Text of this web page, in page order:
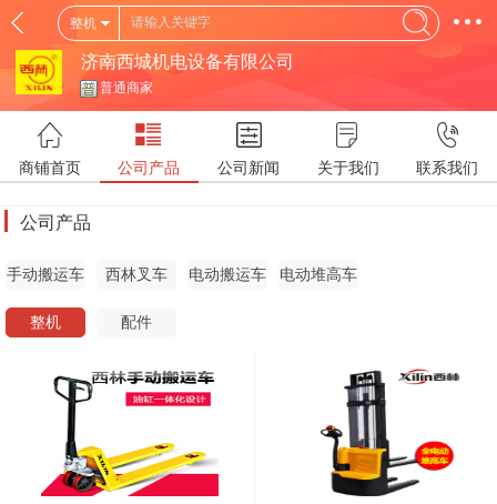
整机
济南西城机电设备有限公司
普通商家
商铺首页 公司产品 公司新闻 关于我们 联系我们
公司产品
手动搬运车 西林叉车 电动搬运车 电动堆高车
整机 配件